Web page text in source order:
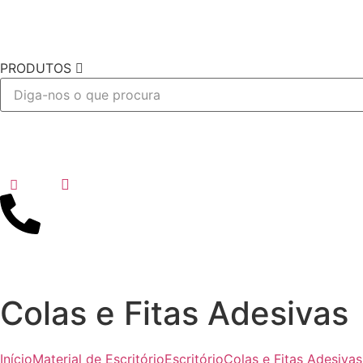
PRODUTOS
Colas e Fitas Adesivas
InícioMaterial de EscritórioEscritórioColas e Fitas Adesivas